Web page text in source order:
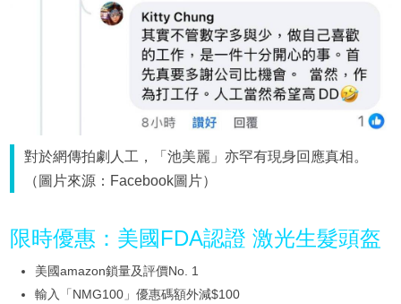
對於網傳拍劇人工，「池美麗」亦罕有現身回應真相。
（圖片來源：Facebook圖片）
限時優惠：美國FDA認證 激光生髮頭盔
美國amazon鎖量及評價No. 1
輸入「NMG100」優惠碼額外減$100